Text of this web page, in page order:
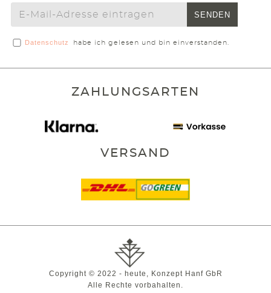
SENDEN
Datenschutz habe ich gelesen und bin einverstanden.
ZAHLUNGSARTEN
VERSAND
Copyright © 2022 - heute, Konzept Hanf GbR
Alle Rechte vorbahalten.